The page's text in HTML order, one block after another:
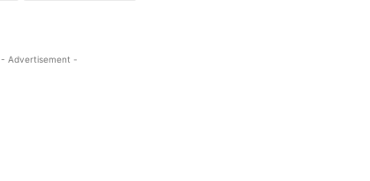
- Advertisement -